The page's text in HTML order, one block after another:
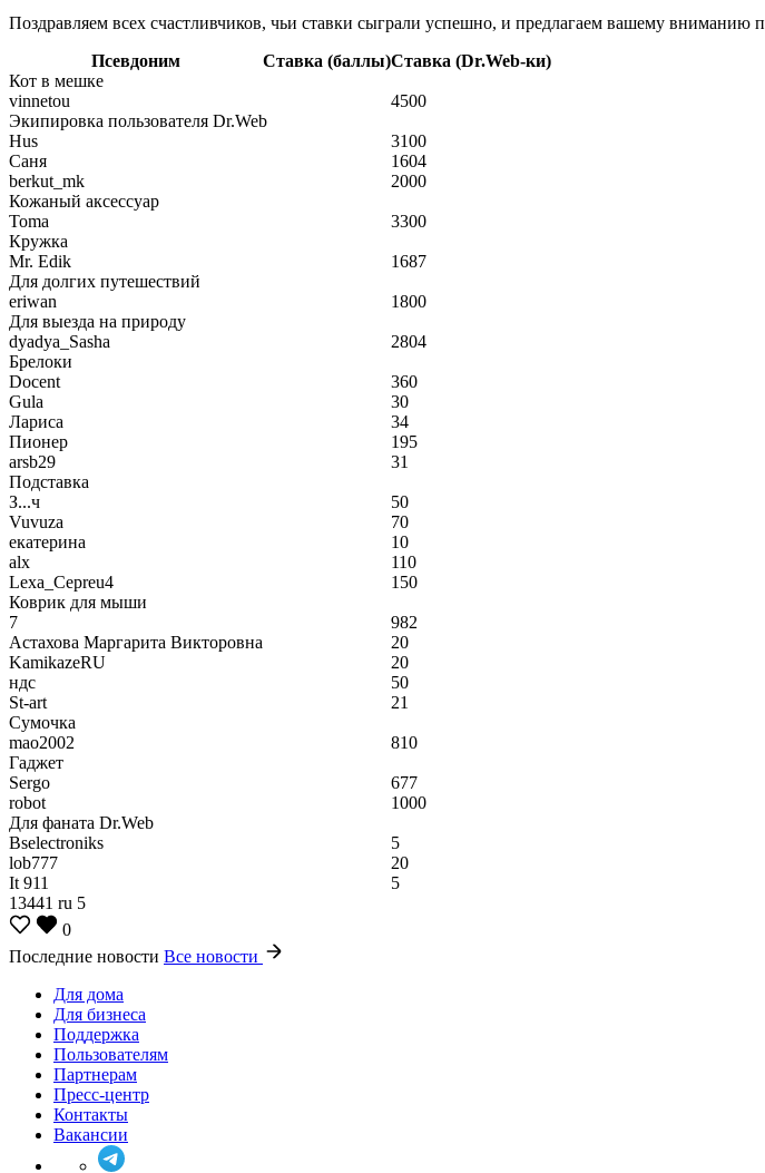
Поздравляем всех счастливчиков, чьи ставки сыграли успешно, и предлагаем вашему вниманию
Псевдоним
Ставка (баллы)Ставка (Dr.Web-ки)
Кот в мешке
vinnetou
4500
Экипировка пользователя Dr.Web
Hus
3100
Саня
1604
berkut_mk
2000
Кожаный аксессуар
Toma
3300
Кружка
Mr. Edik
1687
Для долгих путешествий
eriwan
1800
Для выезда на природу
dyadya_Sasha
2804
Брелоки
Docent
360
Gula
30
Лариса
34
Пионер
195
arsb29
31
Подставка
З...ч
50
Vuvuza
70
екатерина
10
alx
110
Lexa_Cepreu4
150
Коврик для мыши
7
982
Астахова Маргарита Викторовна
20
KamikazeRU
20
ндс
50
St-art
21
Сумочка
mao2002
810
Гаджет
Sergo
677
robot
1000
Для фаната Dr.Web
Bselectroniks
5
lob777
20
It 911
5
13441 ru 5
0
Последние новости Все новости
Для дома
Для бизнеса
Поддержка
Пользователям
Партнерам
Пресс-центр
Контакты
Вакансии